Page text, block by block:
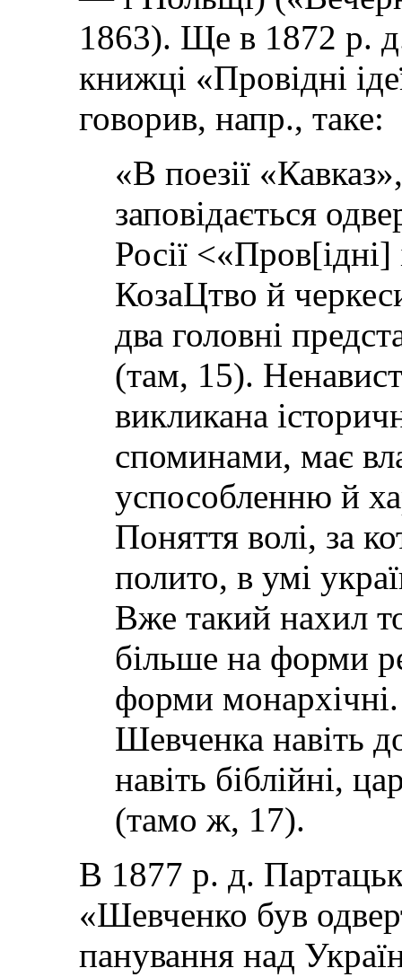
1863). Ще в 1872 р.
книжці «Провідні
говорив, напр., таке:
«В поезії
заповідається
Росії
КозаЦтво й
два головні
(там, 15).
викликана
споминами, має
успособленню й
Поняття волі, за
полито, в умі
Вже такий нахил
більше на форми
форми
Шевченка навіть
навіть біблійні,
(тамо ж, 17).
В 1877 р. д.
«Шевченко був
панування над